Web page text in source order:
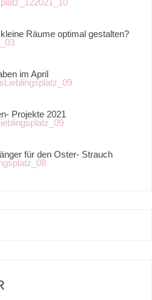
Räume optimal gestalten?
im April
Projekte 2021
für den Oster- Strauch